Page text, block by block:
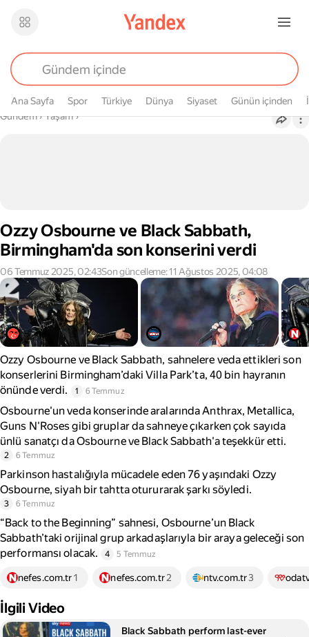
Ana Sayfa Spor Türkiye Dünya Siyaset Günün içinden
Buradasın
Gündem› Yaşam›
Ozzy Osbourne ve Black Sabbath,
Birmingham'da son konserini verdi
06 Temmuz 2025, 02:43Son güncelleme: 11 Ağustos 2025, 04:08
Ozzy Osbourne ve Black Sabbath, sahnelere veda ettikleri son
konserlerini Birmingham’daki Villa Park’ta, 40 bin hayranın
önünde verdi.
1 6 Temmuz
Osbourne'un veda konserinde aralarında Anthrax, Metallica,
Guns N'Roses gibi gruplar da sahneye çıkarken çok sayıda
ünlü sanatçı da Osbourne ve Black Sabbath'a teşekkür etti.
2 6 Temmuz
Parkinson hastalığıyla mücadele eden 76 yaşındaki Ozzy
Osbourne, siyah bir tahtta otururarak şarkı söyledi.
3 6 Temmuz
“Back to the Beginning” sahnesi, Osbourne’un Black
Sabbath’taki orijinal grup arkadaşlarıyla bir araya geleceği son
performansı olacak.
4 5 Temmuz
nefes.com.tr1 nefes.com.tr2 ntv.com.tr3
İlgili Video
Black Sabbath perform last-ever